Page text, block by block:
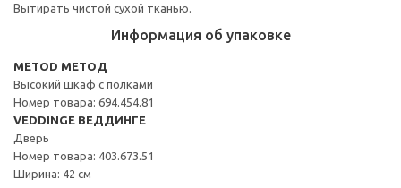
Вытирать чистой сухой тканью.
Информация об упаковке
METOD МЕТОД
Высокий шкаф с полками
Номер товара: 694.454.81
VEDDINGE ВЕДДИНГЕ
Дверь
Номер товара: 403.673.51
Ширина: 42 см